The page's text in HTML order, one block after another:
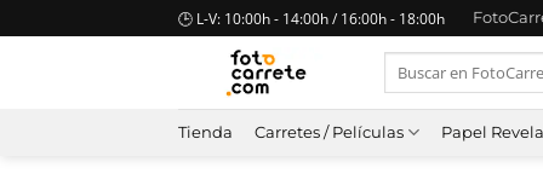
al
🕒 L-V: 10:00h - 14:00h / 16:00h - 18:00h
Buscar
Tienda Carretes / Películas Papel